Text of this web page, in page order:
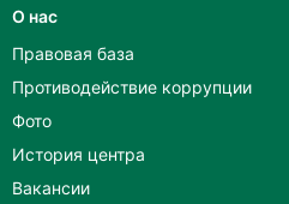
О нас
Правовая база
Противодействие коррупции
Фото
История центра
Вакансии